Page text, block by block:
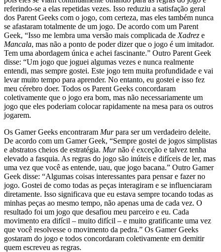
referindo-se a elas repetidas vezes. Isso reduziu a satisfação geral
dos Parent Geeks com o jogo, com certeza, mas eles também nunca
se afastaram totalmente de um jogo. De acordo com um Parent
Geek, “Isso me lembra uma versão mais complicada de Xadrez e
Mancala, mas não a ponto de poder dizer que o jogo é um imitador.
Tem uma abordagem única e achei fascinante.” Outro Parent Geek
disse: “Um jogo que joguei algumas vezes e nunca realmente
entendi, mas sempre gostei. Este jogo tem muita profundidade e vai
levar muito tempo para aprender. No entanto, eu gostei e isso fez
meu cérebro doer. Todos os Parent Geeks concordaram
coletivamente que o jogo era bom, mas não necessariamente um
jogo que eles poderiam colocar rapidamente na mesa para os outros
jogarem.
Os Gamer Geeks encontraram Murpara ser um verdadeiro deleite.
De acordo com um Gamer Geek, “Sempre gostei de jogos simplistas
e abstratos cheios de estratégia. Murnão é exceção e talvez tenha
elevado a fasquia. As regras do jogo são inúteis e difíceis de ler, mas
uma vez que você as entende, uau, que jogo bacana.” Outro Gamer
Geek disse: “Algumas coisas interessantes para pensar e fazer no
jogo. Gostei de como todas as peças interagiram e se influenciaram
diretamente. Isso significava que eu estava sempre tocando todas as
minhas peças ao mesmo tempo, não apenas uma de cada vez. O
resultado foi um jogo que desafiou meu parceiro e eu. Cada
movimento era difícil – muito difícil – e muito gratificante uma vez
que você resolvesse o movimento da pedra.” Os Gamer Geeks
gostaram do jogo e todos concordaram coletivamente em demitir
quem escreveu as regras.